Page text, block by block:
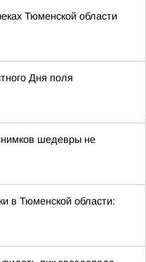
Тюменской области
Дня поля
шедевры не
в Тюменской области: